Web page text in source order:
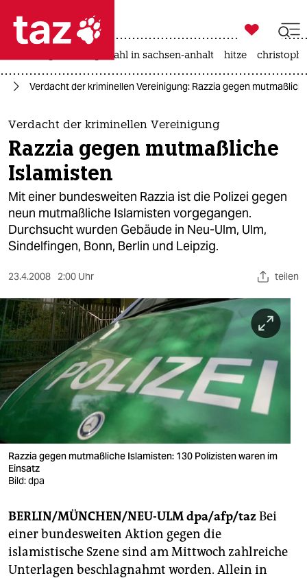
 taz zahl ich
taz zahl ich
themen
politik
öko
gesellschaft
kultur
sport
berlin
nord
wahrheit
verlag
veranstaltungen
shop
fragen & hilfe
unterstützen
abo

taz zahl ich
landtagswahl in sachsen-anhalt hitze
Verdacht der kriminellen Vereinigung: Razzia gegen
Verdacht der kriminellen Vereinigung
Razzia gegen mutmaßliche
Islamisten
Mit einer bundesweiten Razzia ist die Polizei gegen
neun mutmaßliche Islamisten vorgegangen.
Durchsucht wurden Gebäude in Neu-Ulm, Ulm,
Sindelfingen, Bonn, Berlin und Leipzig.
23.4.2008 2:00 Uhr teilen
Razzia gegen mutmaßliche Islamisten: 130 Polizisten waren im
Einsatz
Bild: dpa
BERLIN/MÜNCHEN/NEU-ULMdpa/afp/taz Bei
einer bundesweiten Aktion gegen die
islamistische Szene sind am Mittwoch zahlreiche
Unterlagen beschlagnahmt worden. Allein in